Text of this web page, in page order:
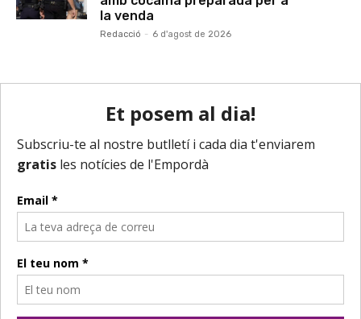
la venda
Redacció - 6 d'agost de 2026